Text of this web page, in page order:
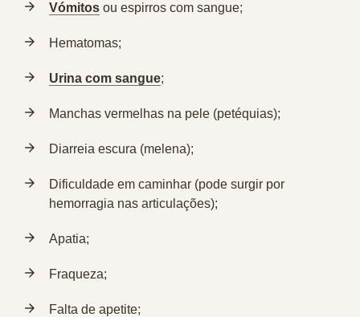
Vómitos ou espirros com sangue;
Hematomas;
Urina com sangue;
Manchas vermelhas na pele (petéquias);
Diarreia escura (melena);
Dificuldade em caminhar (pode surgir por
hemorragia nas articulações);
Apatia;
Fraqueza;
Falta de apetite;